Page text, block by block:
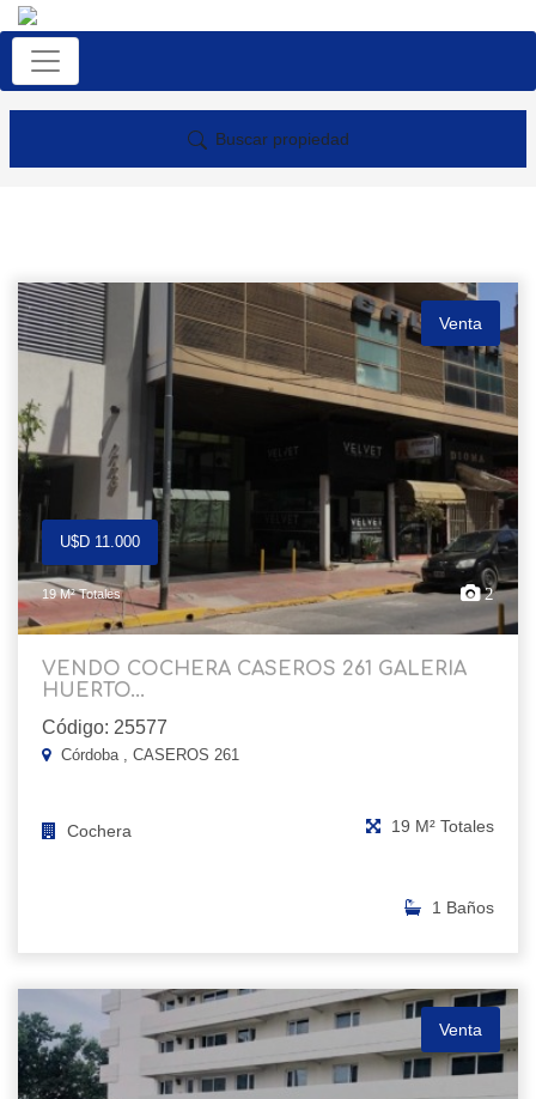
Buscar propiedad
Venta
U$D 11.000
19 M² Totales 2
VENDO COCHERA CASEROS 261 GALERIA
HUERTO...
Código: 25577
Córdoba , CASEROS 261
Cochera 19 M² Totales
1 Baños
Venta